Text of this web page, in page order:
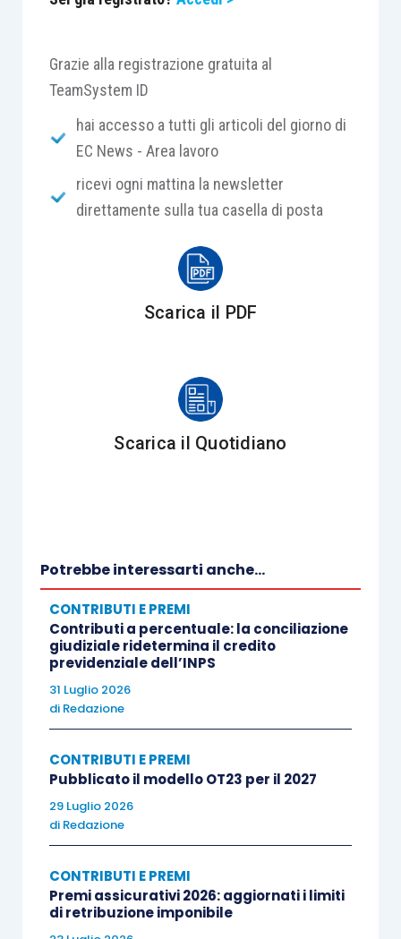
Grazie alla registrazione gratuita al
TeamSystem ID
hai accesso a tutti gli articoli del giorno di
EC News - Area lavoro
ricevi ogni mattina la newsletter
direttamente sulla tua casella di posta
Scarica il PDF
Scarica il Quotidiano
Potrebbe interessarti anche...
CONTRIBUTI E PREMI
Contributi a percentuale: la conciliazione
giudiziale ridetermina il credito
previdenziale dell’INPS
31 Luglio 2026
di Redazione
CONTRIBUTI E PREMI
Pubblicato il modello OT23 per il 2027
29 Luglio 2026
di Redazione
CONTRIBUTI E PREMI
Premi assicurativi 2026: aggiornati i limiti
di retribuzione imponibile